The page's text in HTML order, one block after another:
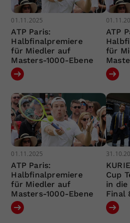
01.11.2025
ATP Paris:
Halbfinalpremiere
für Miedler auf
Masters-1000-Ebene
ATP
für
01.11.2025
ATP Paris:
Halbfinalpremiere
für Miedler auf
Masters-1000-Ebene
Cup
in die
Final